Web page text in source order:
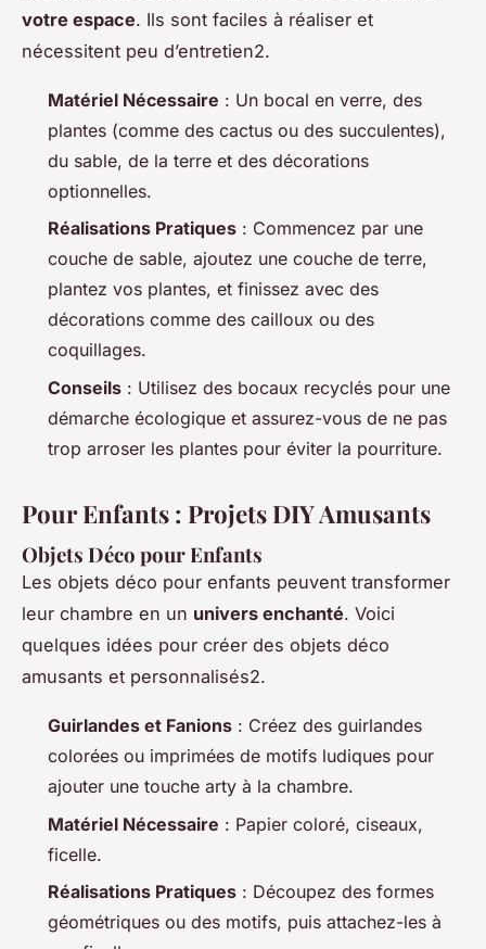
votre espace. Ils sont faciles à réaliser et
nécessitent peu d’entretien2.
Matériel Nécessaire : Un bocal en verre, des
plantes (comme des cactus ou des succulentes),
du sable, de la terre et des décorations
optionnelles.
Réalisations Pratiques : Commencez par une
couche de sable, ajoutez une couche de terre,
plantez vos plantes, et finissez avec des
décorations comme des cailloux ou des
coquillages.
Conseils : Utilisez des bocaux recyclés pour une
démarche écologique et assurez-vous de ne pas
trop arroser les plantes pour éviter la pourriture.
Pour Enfants : Projets DIY Amusants
Objets Déco pour Enfants
Les objets déco pour enfants peuvent transformer
leur chambre en un univers enchanté. Voici
quelques idées pour créer des objets déco
amusants et personnalisés2.
Guirlandes et Fanions : Créez des guirlandes
colorées ou imprimées de motifs ludiques pour
ajouter une touche arty à la chambre.
Matériel Nécessaire : Papier coloré, ciseaux,
ficelle.
Réalisations Pratiques : Découpez des formes
géométriques ou des motifs, puis attachez-les à